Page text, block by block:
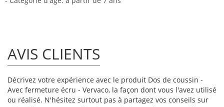
AVIS CLIENTS
Décrivez votre expérience avec le produit Dos de coussin -
Avec fermeture écru - Vervaco, la façon dont vous l'avez utilisé
ou réalisé. N'hésitez surtout pas à partagez vos conseils sur